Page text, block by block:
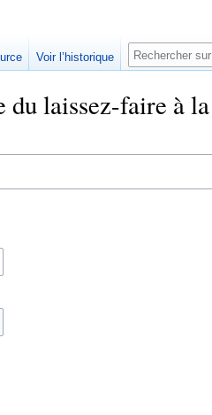
du laissez-faire à
Voir l’historique